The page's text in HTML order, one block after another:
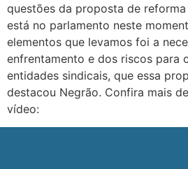
questões da proposta de
está no parlamento neste
elementos que levamos foi a
enfrentamento e dos riscos para
entidades sindicais, que essa
destacou Negrão. Confira mais
vídeo: